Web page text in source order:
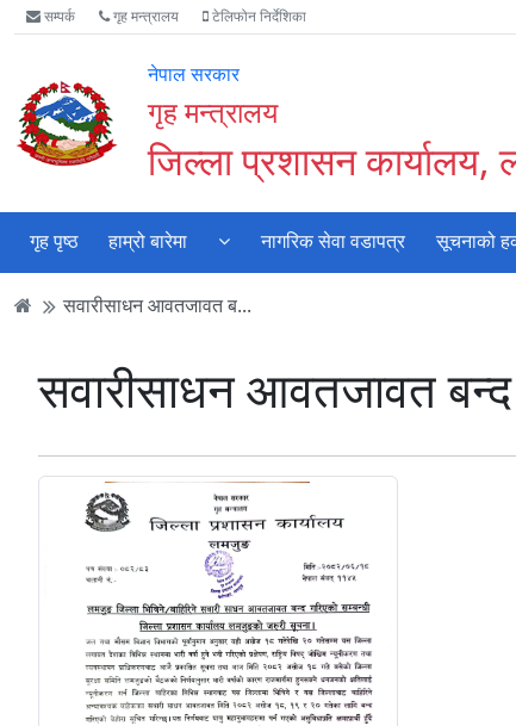
Accessibility
Mode
गर्नुहोस्
मुख्य
सामाग्री
मुख्य
नेभिगेसन
वेबसाइट
खोजमा
सम्पर्क गृह मन्त्रालय टेलिफोन निर्देशिका
नेपाल सरकार
गृह मन्त्रालय
जिल्ला प्रशासन
गृह पृष्ठ हाम्रो बारेमा नागरिक सेवा वडापत्र सूचनाको
सवारीसाधन आवतजावत ब...
सवारीसाधन आवतजावत